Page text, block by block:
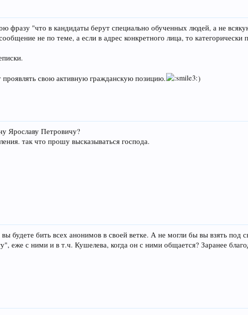
фразу "что в кандидаты берут специально обученных людей, а не
не по теме, а если в адрес конкретного лица, то
свою активную гражданскую позицию. )
Ярославу Петровичу?
так что прошу высказываться господа.
будете бить всех анонимов в своей ветке. А не могли бы вы взять под
еже с ними и в т.ч. Кушелева, когда он с ними общается? Заранее